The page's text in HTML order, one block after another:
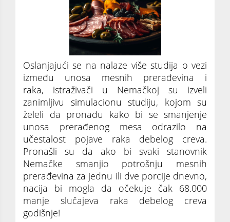
Oslanjajući se na nalaze više studija o vezi
između unosa mesnih prerađevina i
raka, istraživači u Nemačkoj su izveli
zanimljivu simulacionu studiju, kojom su
želeli da pronađu kako bi se smanjenje
unosa prerađenog mesa odrazilo na
učestalost pojave raka debelog creva.
Pronašli su da ako bi svaki stanovnik
Nemačke smanjio potrošnju mesnih
prerađevina za jednu ili dve porcije dnevno,
nacija bi mogla da očekuje čak 68.000
manje slučajeva raka debelog creva
godišnje!